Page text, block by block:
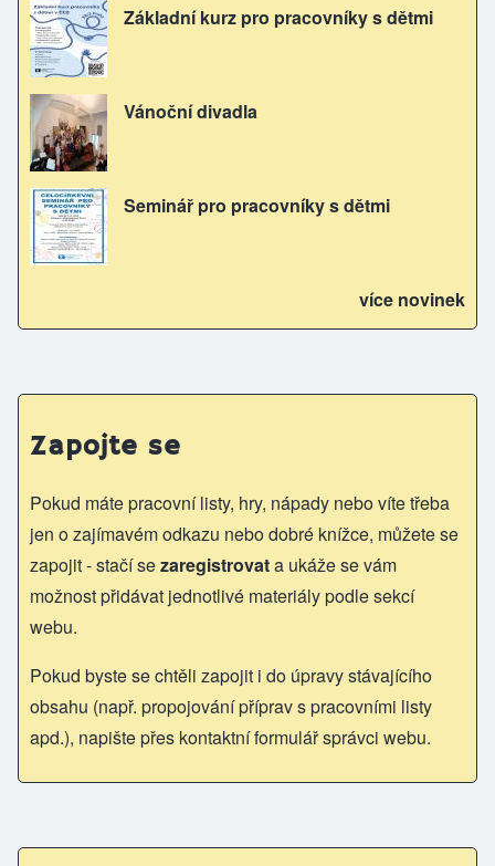
Základní kurz pro pracovníky s dětmi
Vánoční divadla
Seminář pro pracovníky s dětmi
více novinek
Zapojte se
Pokud máte pracovní listy, hry, nápady nebo víte třeba
jen o zajímavém odkazu nebo dobré knížce, můžete se
zapojit - stačí sezaregistrovata ukáže se vám
možnost přidávat jednotlivé materiály podle sekcí
webu.
Pokud byste se chtěli zapojit i do úpravy stávajícího
obsahu (např. propojování příprav s pracovními listy
apd.), napište přes kontaktní formulář správci webu.